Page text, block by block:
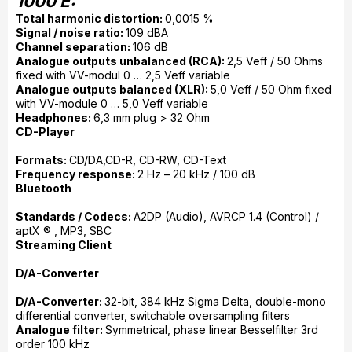
As an option the MP 1000 E can be fitted with the VVM pre-
amplifier module to provide volume control; this may be
necessary, for example, if you wish to use active
loudspeakers with the machine.
Total harmonic distortion: 0,0015 %
Signal / noise ratio: 109 dBA
Channel separation: 106 dB
Analogue outputs unbalanced (RCA): 2,5 Veff / 50 Ohms
fixed with VV-modul 0 … 2,5 Veff variable
Analogue outputs balanced (XLR): 5,0 Veff / 50 Ohm fixed
with VV-module 0 … 5,0 Veff variable
Headphones: 6,3 mm plug > 32 Ohm
CD-Player
Formats: CD/DA,CD-R, CD-RW, CD-Text
Frequency response: 2 Hz – 20 kHz / 100 dB
Bluetooth
Standards / Codecs: A2DP (Audio), AVRCP 1.4 (Control) /
aptX ® , MP3, SBC
Streaming Client
D/A-Converter
D/A-Converter: 32-bit, 384 kHz Sigma Delta, double-mono
differential converter, switchable oversampling filters
Analogue filter: Symmetrical, phase linear Besselfilter 3rd
order 100 kHz